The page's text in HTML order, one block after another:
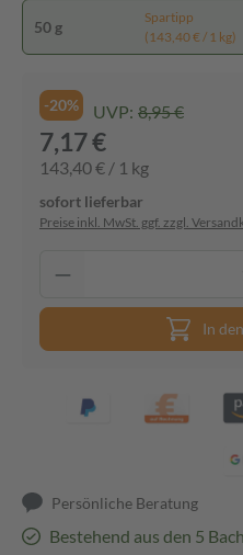
50 g
Spartipp
(143,40 € / 1 kg)
-20% UVP: 8,95 €
7,17 €
143,40 € / 1 kg
sofort lieferbar
Preise inkl. MwSt. ggf. zzgl.
In
Persönliche Beratung
Bestehend aus den 5